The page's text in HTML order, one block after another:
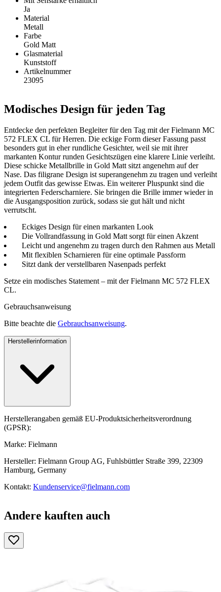
Ja
Material
Metall
Farbe
Gold Matt
Glasmaterial
Kunststoff
Artikelnummer
23095
Modisches Design für jeden Tag
Entdecke den perfekten Begleiter für den Tag mit der Fielmann MC
572 FLEX CL für Herren. Die eckige Form dieser Fassung passt
besonders gut in eher rundliche Gesichter, weil sie mit ihrer
markanten Kontur runden Gesichtszügen eine klarere Linie verleiht.
Diese schicke Metallbrille in Gold Matt sitzt angenehm auf der
Nase. Das filigrane Design ist superangenehm zu tragen und verleiht
jedem Outfit das gewisse Etwas. Ein weiterer Pluspunkt sind die
integrierten Federscharniere. Sie bringen die Brille immer wieder in
die Ausgangsposition zurück, sodass sie gut hält und nicht
verrutscht.
Eckiges Design für einen markanten Look
Die Vollrandfassung in Gold Matt sorgt für einen Akzent
Leicht und angenehm zu tragen durch den Rahmen aus Metall
Mit flexiblen Scharnieren für eine optimale Passform
Sitzt dank der verstellbaren Nasenpads perfekt
Setze ein modisches Statement – mit der Fielmann MC 572 FLEX
CL.
Gebrauchsanweisung
Bitte beachte die Gebrauchsanweisung.
Herstellerinformation
Herstellerangaben gemäß EU-Produktsicherheitsverordnung
(GPSR):
Marke: Fielmann
Hersteller: Fielmann Group AG, Fuhlsbüttler Straße 399, 22309
Hamburg, Germany
Kontakt: Kundenservice@fielmann.com
Andere kauften auch